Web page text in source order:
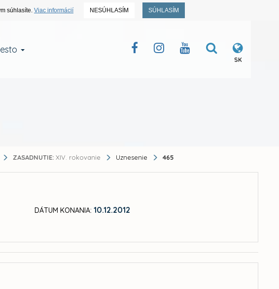
súhlasíte. Viac informácií NESÚHLASÍM SÚHLASÍM
SK
ZASADNUTIE: XIV. rokovanie Uznesenie 465
DÁTUM KONANIA: 10.12.2012